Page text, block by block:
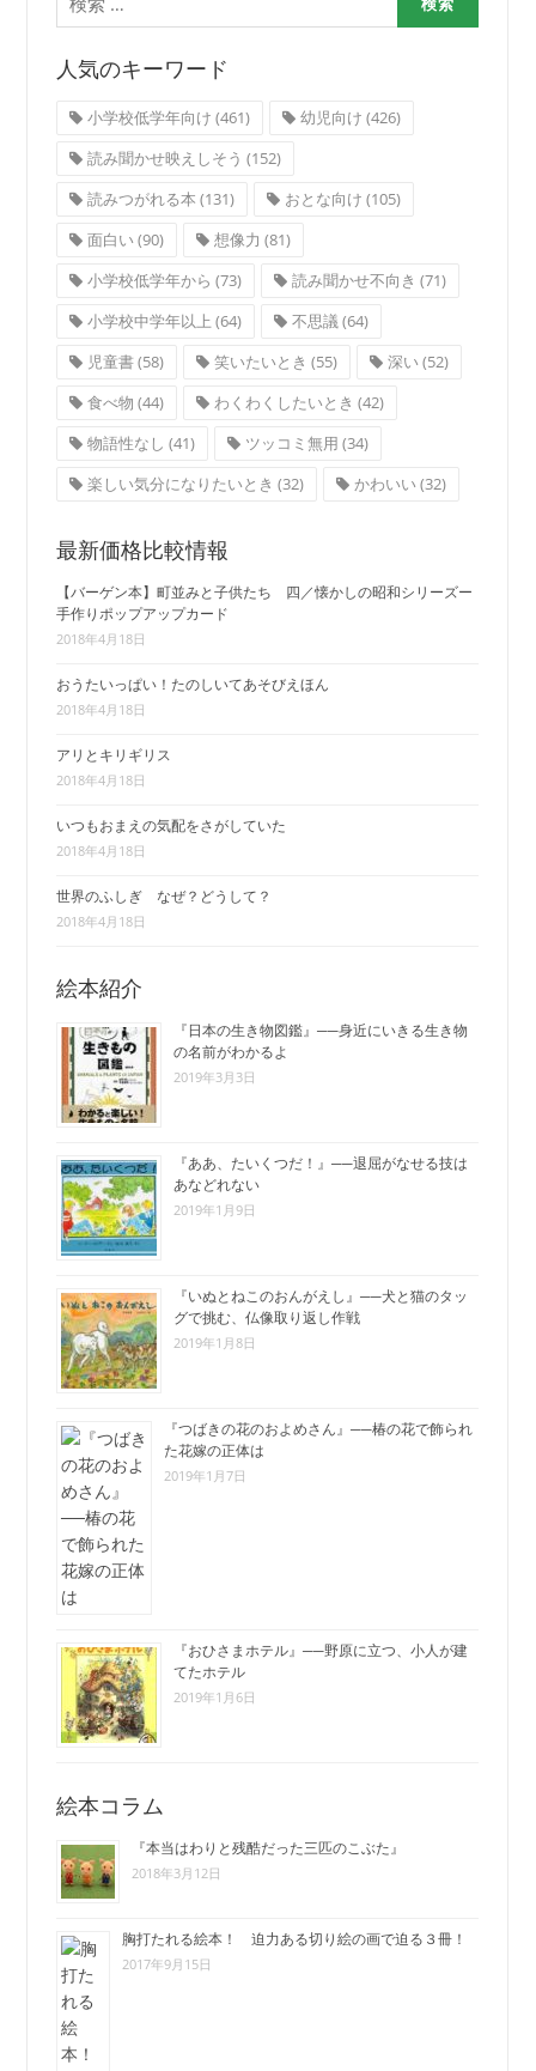
人気のキーワード
小学校低学年向け (461) 幼児向け (426)
読み聞かせ映えしそう (152)
読みつがれる本 (131) おとな向け (105)
面白い(90) 想像力 (81)
小学校低学年から (73) 読み聞かせ不向き (71)
小学校中学年以上 (64) 不思議(64)
児童書(58) 笑いたいとき (55) 深い(52)
食べ物 (44) わくわくしたいとき (42)
物語性なし (41) ツッコミ無用 (34)
楽しい気分になりたいとき (32) かわいい(32)
最新価格比較情報
【バーゲン本】町並みと子供たち 四／懐かしの昭和シリーズー
手作りポップアップカード
2018年4月18日
おうたいっぱい！たのしいてあそびえほん
2018年4月18日
アリとキリギリス
2018年4月18日
いつもおまえの気配をさがしていた
2018年4月18日
世界のふしぎ なぜ？どうして？
2018年4月18日
絵本紹介
『日本の生き物図鑑』──身近にいきる生き物
の名前がわかるよ
2019年3月3日
『ああ、たいくつだ！』──退屈がなせる技は
あなどれない
2019年1月9日
『いぬとねこのおんがえし』──犬と猫のタッ
グで挑む、仏像取り返し作戦
2019年1月8日
『つばきの花のおよめさん』──椿の花で飾られ
た花嫁の正体は
2019年1月7日
『おひさまホテル』──野原に立つ、小人が建
てたホテル
2019年1月6日
絵本コラム
『本当はわりと残酷だった三匹のこぶた』
2018年3月12日
胸打たれる絵本！ 迫力ある切り絵の画で迫る３冊！
2017年9月15日